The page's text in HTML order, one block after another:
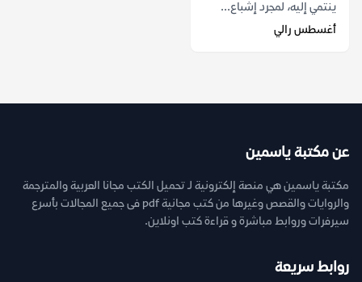
ينتمي إليه، لمجرد إشباع...
أغسطس رالي
عن مكتبة ياسمين
مكتبة ياسمين هي منصة إلكترونية لـ تحميل الكتب مجانا العربية والمترجمة
والروايات والقصص وغيرها من كتب مجانية pdf فى جميع المجالات بأسرع
سيرفرات وروابط مباشرة و قراءة كتب اونلاين.
روابط سريعة